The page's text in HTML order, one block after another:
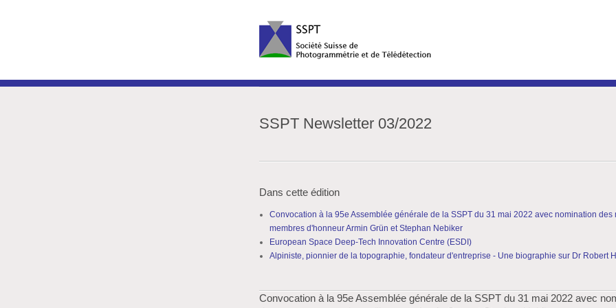
SSPT Newsletter 03/2022
Dans cette édition
Convocation à la 95e Assemblée générale de la SSPT du 31 mai 2022 avec nomination des
membres d'honneur Armin Grün et Stephan Nebiker
European Space Deep-Tech Innovation Centre (ESDI)
Alpiniste, pionnier de la topographie, fondateur d'entreprise - Une biographie sur Dr Robert
Convocation à la 95e Assemblée générale de la SSPT du 31 mai 2022 avec